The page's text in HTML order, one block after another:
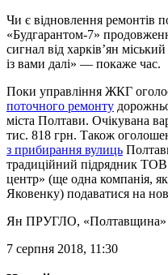
Чи є відновлення ремонтів
«Будгарантом-7»
сигнал від харків’ян
із вами далі» — покаже час.
Поки управління ЖКГ
поточного ремонту
міста Полтави. Очікувана
тис. 818 грн. Також
з прибирання вулиць
традиційний підрядник
центр» (ще одна компанія,
Яковенку) подаватися на
Ян ПРУГЛО, «Полтавщина»
7 серпня 2018, 11:30